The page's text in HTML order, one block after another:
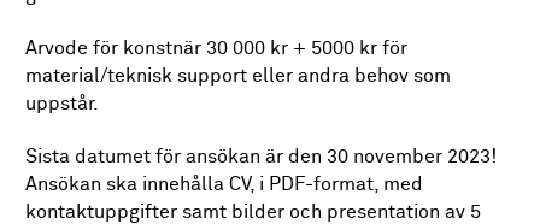
Arvode för konstnär 30 000 kr + 5000 kr för
material/teknisk support eller andra behov som
uppstår.
Sista datumet för ansökan är den 30 november 2023!
Ansökan ska innehålla CV, i PDF-format, med
kontaktuppgifter samt bilder och presentation av 5